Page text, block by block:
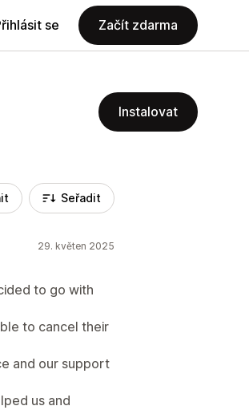
se Začít zdarma
Instalovat
Seřadit
29. květen 2025
to go with
to cancel their
and our support
us and